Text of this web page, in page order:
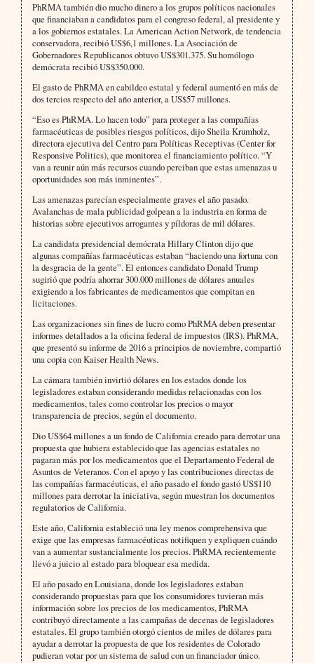
PhRMA también dio mucho dinero a los grupos políticos nacionales
que financiaban a candidatos para el congreso federal, al presidente y
a los gobiernos estatales. La American Action Network, de tendencia
conservadora, recibió US$6,1 millones. La Asociación de
Gobernadores Republicanos obtuvo US$301.375. Su homólogo
demócrata recibió US$350.000.
El gasto de PhRMA en cabildeo estatal y federal aumentó en más de
dos tercios respecto del año anterior, a US$57 millones.
“Eso es PhRMA. Lo hacen todo” para proteger a las compañías
farmacéuticas de posibles riesgos políticos, dijo Sheila Krumholz,
directora ejecutiva del Centro para Políticas Receptivas (Center for
Responsive Politics), que monitorea el financiamiento político. “Y
van a reunir aún más recursos cuando perciban que estas amenazas u
oportunidades son más inminentes”.
Las amenazas parecían especialmente graves el año pasado.
Avalanchas de mala publicidad golpean a la industria en forma de
historias sobre ejecutivos arrogantes y píldoras de mil dólares.
La candidata presidencial demócrata Hillary Clinton dijo que
algunas compañías farmacéuticas estaban “haciendo una fortuna con
la desgracia de la gente”. El entonces candidato Donald Trump
sugirió que podría ahorrar 300.000 millones de dólares anuales
exigiendo a los fabricantes de medicamentos que compitan en
licitaciones.
Las organizaciones sin fines de lucro como PhRMA deben presentar
informes detallados a la oficina federal de impuestos (IRS). PhRMA,
que presentó su informe de 2016 a principios de noviembre, compartió
una copia con Kaiser Health News.
La cámara también invirtió dólares en los estados donde los
legisladores estaban considerando medidas relacionadas con los
medicamentos, tales como controlar los precios o mayor
transparencia de precios, según el documento.
Dio US$64 millones a un fondo de California creado para derrotar una
propuesta que hubiera establecido que las agencias estatales no
pagaran más por los medicamentos que el Departamento Federal de
Asuntos de Veteranos. Con el apoyo y las contribuciones directas de
las compañías farmacéuticas, el año pasado el fondo gastó US$110
millones para derrotar la iniciativa, según muestran los documentos
regulatorios de California.
Este año, California estableció una ley menos comprehensiva que
exige que las empresas farmacéuticas notifiquen y expliquen cuándo
van a aumentar sustancialmente los precios. PhRMA recientemente
llevó a juicio al estado para bloquear esa medida.
El año pasado en Louisiana, donde los legisladores estaban
considerando propuestas para que los consumidores tuvieran más
información sobre los precios de los medicamentos, PhRMA
contribuyó directamente a las campañas de decenas de legisladores
estatales. El grupo también otorgó cientos de miles de dólares para
ayudar a derrotar la propuesta de que los residentes de Colorado
pudieran votar por un sistema de salud con un financiador único.